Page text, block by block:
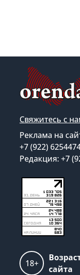
Свяжитесь с
Реклама на
+7 (922)
Редакция: +7
18+
сайта